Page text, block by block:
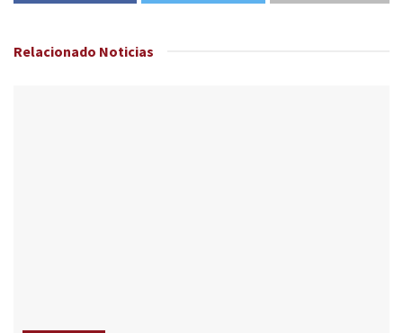
Relacionado Noticias